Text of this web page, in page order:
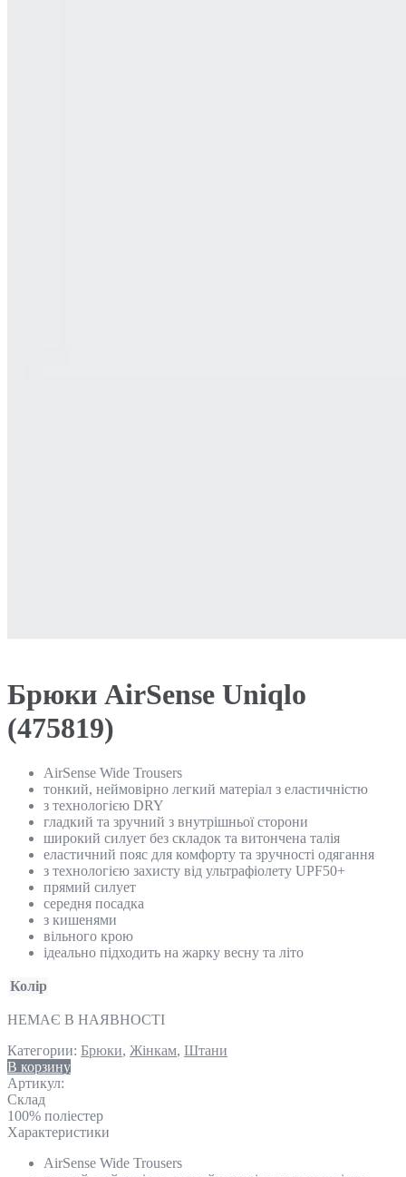
Брюки AirSense Uniqlo
(475819)
AirSense Wide Trousers
тонкий, неймовірно легкий матеріал з еластичністю
з технологією DRY
гладкий та зручний з внутрішньої сторони
широкий силует без складок та витончена талія
еластичний пояс для комфорту та зручності одягання
з технологією захисту від ультрафіолету UPF50+
прямий силует
середня посадка
з кишенями
вільного крою
ідеально підходить на жарку весну та літо
Колір
НЕМАЄ В НАЯВНОСТІ
Категории: Брюки, Жінкам, Штани
В корзину
Артикул:
Склад
100% поліестер
Характеристики
AirSense Wide Trousers